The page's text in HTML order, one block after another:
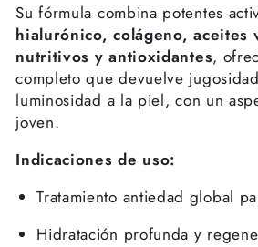
Su fórmula combina potentes
hialurónico, colágeno, aceites
nutritivos y antioxidantes,
completo que devuelve
luminosidad a la piel, con un
joven.
Indicaciones de uso:
Tratamiento antiedad global
Hidratación profunda y